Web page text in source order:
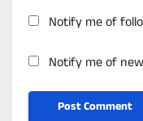
Notify me of
Notify me of